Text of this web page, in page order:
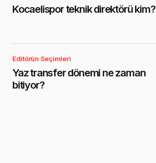
Kocaelispor teknik direktörü kim?
Editörün Seçimleri
Yaz transfer dönemi ne zaman
bitiyor?